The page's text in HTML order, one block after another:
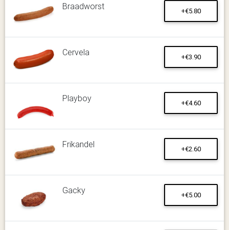
Braadworst +€5.80
Cervela +€3.90
Playboy +€4.60
Frikandel +€2.60
Gacky +€5.00